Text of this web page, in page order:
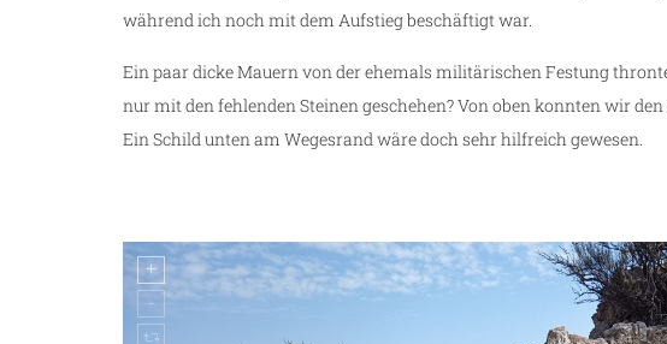
während ich noch mit dem Aufstieg beschäftigt war.
Ein paar dicke Mauern von der ehemals militärischen Festung
nur mit den fehlenden Steinen geschehen? Von oben konnten wir
Ein Schild unten am Wegesrand wäre doch sehr hilfreich gewesen.